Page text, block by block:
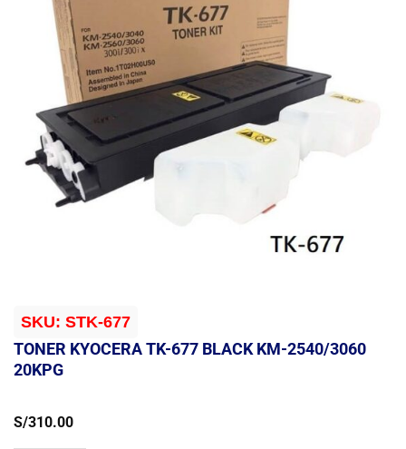
SKU: STK-677
TONER KYOCERA TK-677 BLACK KM-2540/3060
20KPG
S/310.00